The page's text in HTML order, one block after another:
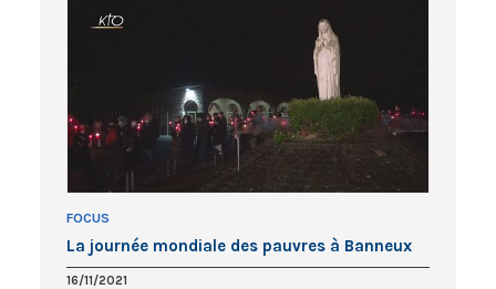
FOCUS
La journée mondiale des pauvres à Banneux
16/11/2021